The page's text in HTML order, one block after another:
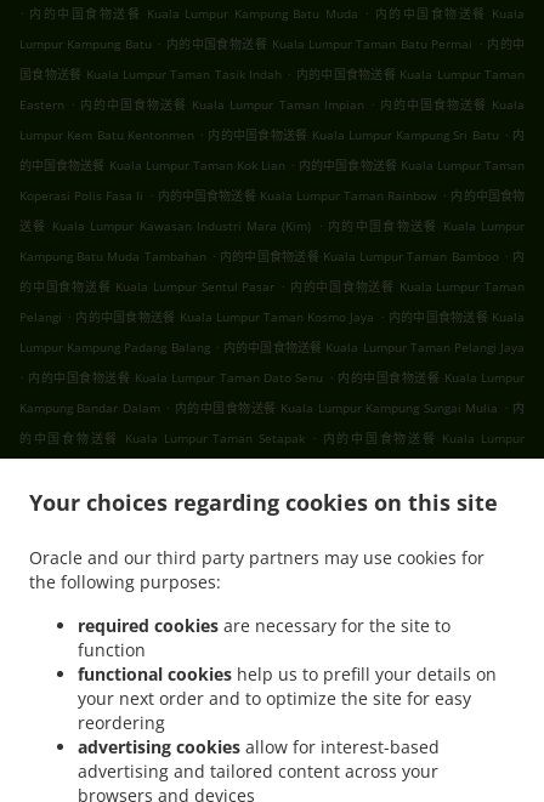
Your choices regarding cookies on this site
Oracle and our third party partners may use cookies for
the following purposes:
required cookies are necessary for the site to
function
functional cookies help us to prefill your details on
your next order and to optimize the site for easy
reordering
advertising cookies allow for interest-based
advertising and tailored content across your
browsers and devices
. 内的中国食物送餐 Kuala Lumpur Kampung Batu Muda . 内的中国食物送餐 Kuala
Lumpur Kampung Batu . 内的中国食物送餐 Kuala Lumpur Taman Batu Permai . 内的中
国食物送餐 Kuala Lumpur Taman Tasik Indah . 内的中国食物送餐 Kuala Lumpur Taman
Eastern . 内的中国食物送餐 Kuala Lumpur Taman Impian . 内的中国食物送餐 Kuala
Lumpur Kem Batu Kentonmen . 内的中国食物送餐 Kuala Lumpur Kampung Sri Batu . 内
的中国食物送餐 Kuala Lumpur Taman Kok Lian . 内的中国食物送餐 Kuala Lumpur Taman
Koperasi Polis Fasa Ii . 内的中国食物送餐 Kuala Lumpur Taman Rainbow . 内的中国食物
送餐 Kuala Lumpur Kawasan Industri Mara (Kim) . 内的中国食物送餐 Kuala Lumpur
Kampung Batu Muda Tambahan . 内的中国食物送餐 Kuala Lumpur Taman Bamboo . 内
的中国食物送餐 Kuala Lumpur Sentul Pasar . 内的中国食物送餐 Kuala Lumpur Taman
Pelangi . 内的中国食物送餐 Kuala Lumpur Taman Kosmo Jaya . 内的中国食物送餐 Kuala
Lumpur Kampung Padang Balang . 内的中国食物送餐 Kuala Lumpur Taman Pelangi Jaya
. 内的中国食物送餐 Kuala Lumpur Taman Dato Senu . 内的中国食物送餐 Kuala Lumpur
Kampung Bandar Dalam . 内的中国食物送餐 Kuala Lumpur Kampung Sungai Mulia . 内
的中国食物送餐 Kuala Lumpur Taman Setapak . 内的中国食物送餐 Kuala Lumpur
物送餐 吉隆坡 班底达南 . 内的中国食物送餐 吉隆坡 敦依斯迈花园 . 内的中国食物送餐 吉隆
园 . 内的中国食物送餐 吉隆坡 国联花园 . 内的中国食物送餐 吉隆坡 彩虹花园 . 内的中国食物
送餐 吉隆坡 泗岩沫 . 内的中国食物送餐 吉隆坡
国食物送餐 Puchong Bandar Puchong Jaya
内的中国食物送餐 Puchong Kampung
Lembah Kinrara . 内的中国食物送餐 Puchong
Sungai Buloh Taman Industri Sungai Buloh
内的中国食物送餐 Sungai Buloh . 内的中国
食物送餐 Batu Caves Sri Utara Kipark
. 内的中国食物送餐 Batu Caves Taman Wahyu
的中国食物送餐 Batu Caves Taman Industri Spring Crest Batu Caves
内的中国食物送餐
Batu Caves Taman Koperasi Polis . 内的中国食物送餐 Batu Caves Taman Koperasi Polis